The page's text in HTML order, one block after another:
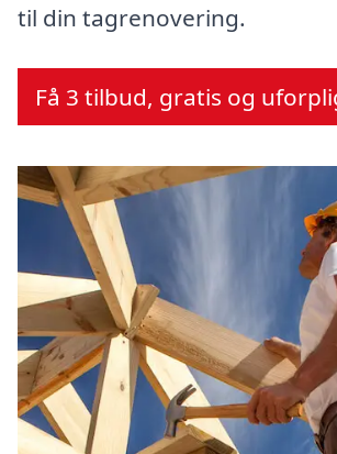
til din tagrenovering.
Få 3 tilbud, gratis og